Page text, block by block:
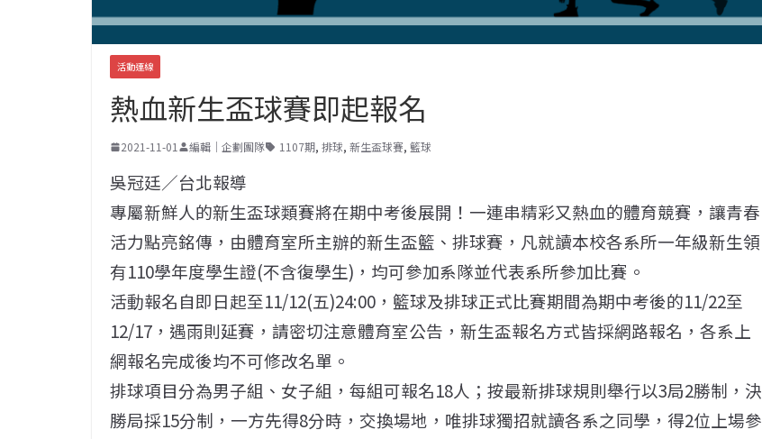
活動連線
熱血新生盃球賽即起報名
2021-11-01 編輯｜企劃團隊 1107期, 排球, 新生盃球賽, 籃球
吳冠廷／台北報導
專屬新鮮人的新生盃球類賽將在期中考後展開！一連串精彩又熱血的體育競賽，讓青春
活力點亮銘傳，由體育室所主辦的新生盃籃、排球賽，凡就讀本校各系所一年級新生領
有110學年度學生證(不含復學生)，均可參加系隊並代表系所參加比賽。
活動報名自即日起至11/12(五)24:00，籃球及排球正式比賽期間為期中考後的11/22至
12/17，遇雨則延賽，請密切注意體育室公告，新生盃報名方式皆採網路報名，各系上
網報名完成後均不可修改名單。
排球項目分為男子組、女子組，每組可報名18人；按最新排球規則舉行以3局2勝制，決
勝局採15分制，一方先得8分時，交換場地，唯排球獨招就讀各系之同學，得2位上場參